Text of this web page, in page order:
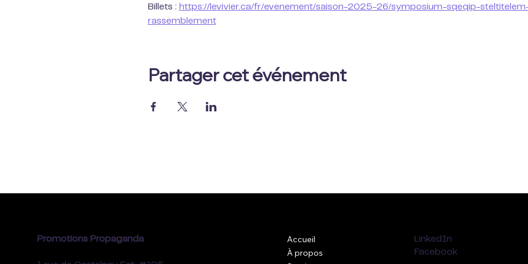
Billets : https://levivier.ca/fr/evenement/saison-2025-26/symposium-sqeqip-
rassemblement
Partager cet événement
Promotions Propaganda
Accueil
À propos
LinkedIn
Facebook